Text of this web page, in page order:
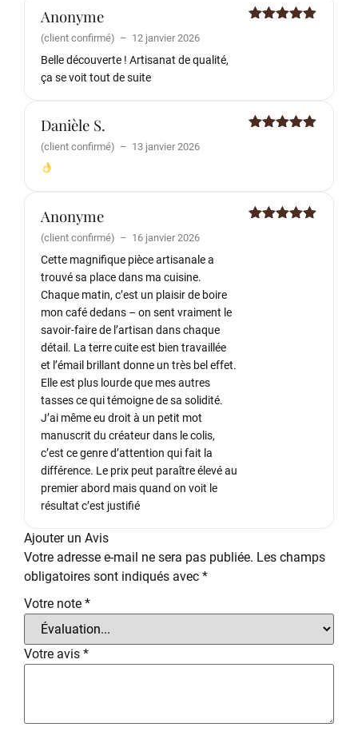
Anonyme
(client confirmé) – 12 janvier 2026
Belle découverte ! Artisanat de qualité,
ça se voit tout de suite
Danièle S.
(client confirmé) – 13 janvier 2026
Anonyme
(client confirmé) – 16 janvier 2026
Cette magnifique pièce artisanale a
trouvé sa place dans ma cuisine.
Chaque matin, c’est un plaisir de boire
mon café dedans – on sent vraiment le
savoir-faire de l’artisan dans chaque
détail. La terre cuite est bien travaillée
et l’émail brillant donne un très bel effet.
Elle est plus lourde que mes autres
tasses ce qui témoigne de sa solidité.
J’ai même eu droit à un petit mot
manuscrit du créateur dans le colis,
c’est ce genre d’attention qui fait la
différence. Le prix peut paraître élevé au
premier abord mais quand on voit le
résultat c’est justifié
Ajouter un Avis
Votre adresse e-mail ne sera pas publiée. Les champs
obligatoires sont indiqués avec *
Votre note *
Votre avis *